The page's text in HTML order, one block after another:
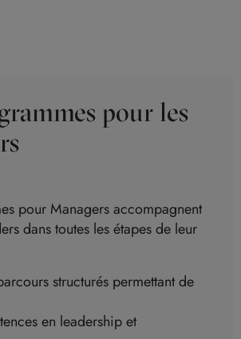
pour les
pour Managers accompagnent
dans toutes les étapes de leur
structurés permettant de
en leadership et